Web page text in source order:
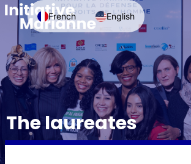
The laureates
French English